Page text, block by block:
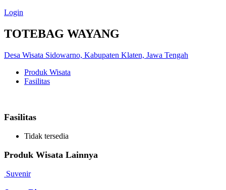
Login
TOTEBAG WAYANG
Desa Wisata Sidowarno, Kabupaten Klaten, Jawa Tengah
Produk Wisata
Fasilitas
Fasilitas
Tidak tersedia
Produk Wisata Lainnya
Suvenir